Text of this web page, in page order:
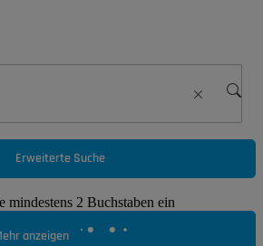
Erweiterte Suche
mindestens 2 Buchstaben ein
anzeigen